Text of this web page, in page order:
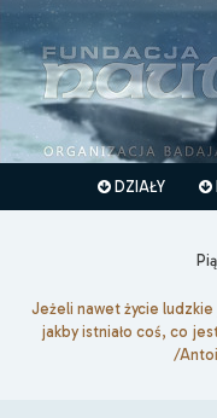
DZIAŁY
Jeżeli nawet życie
jakby istniało coś, co
/